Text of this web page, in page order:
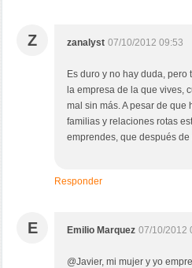
Z zanalyst 07/10/2012 09:53
Es duro y no hay duda,
la empresa de la que vives,
mal sin más. A pesar de
familias y relaciones rotas
emprendes, que después
Responder
E Emilio Marquez 07/10/2012
@Javier, mi mujer y yo